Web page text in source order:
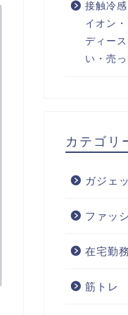
接触冷
イオン
ディー
い・売
カテゴリ
ガジェ
ファッ
在宅勤務
筋トレ